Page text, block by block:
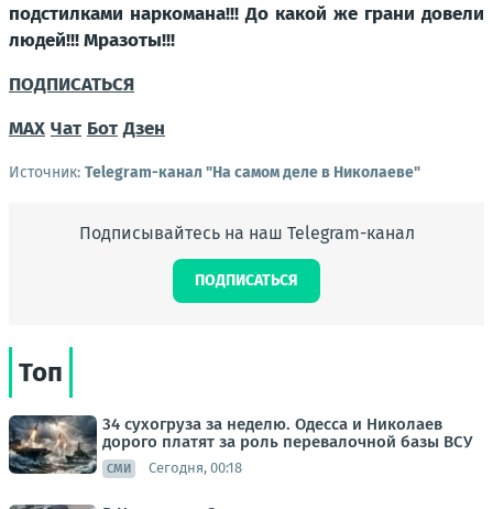
подстилками наркомана!!! До какой же грани довели
людей!!! Мразоты!!!
ПОДПИСАТЬСЯ
МАХ Чат Бот Дзен
Источник: Telegram-канал "На самом деле в Николаеве"
Подписывайтесь на наш Telegram-канал
ПОДПИСАТЬСЯ
Топ
34 сухогруза за неделю. Одесса и Николаев
дорого платят за роль перевалочной базы ВСУ
СМИ Сегодня, 00:18